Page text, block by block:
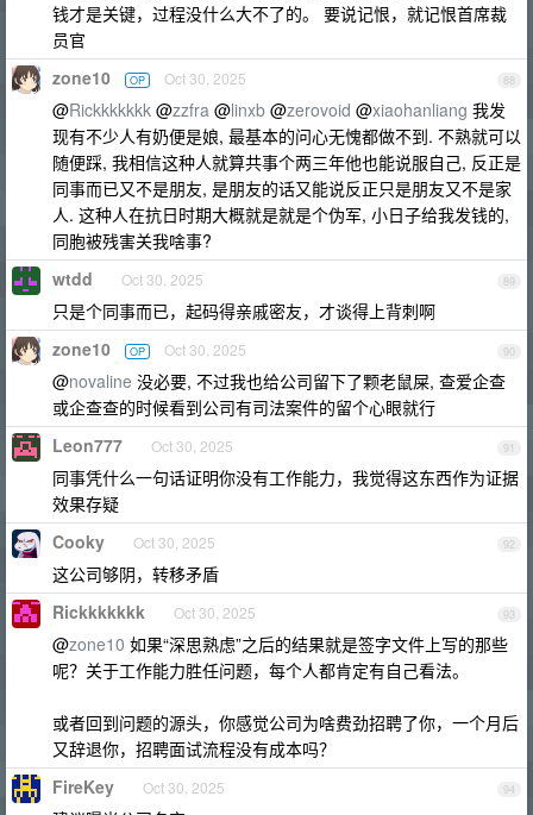
钱才是关键，过程没什么大不了的。 要说记恨，就记恨首席裁
员官
88
zone10 OP Oct 30, 2025
@Rickkkkkkk @zzfra @linxb @zerovoid @xiaohanliang 我发
现有不少人有奶便是娘, 最基本的问心无愧都做不到. 不熟就可以
随便踩, 我相信这种人就算共事个两三年他也能说服自己, 反正是
同事而已又不是朋友, 是朋友的话又能说反正只是朋友又不是家
人. 这种人在抗日时期大概就是就是个伪军, 小日子给我发钱的,
同胞被残害关我啥事?
89
wtdd Oct 30, 2025
只是个同事而已，起码得亲戚密友，才谈得上背刺啊
90
zone10 OP Oct 30, 2025
@novaline 没必要, 不过我也给公司留下了颗老鼠屎, 查爱企查
或企查查的时候看到公司有司法案件的留个心眼就行
91
Leon777 Oct 30, 2025
同事凭什么一句话证明你没有工作能力，我觉得这东西作为证据
效果存疑
92
Cooky Oct 30, 2025
这公司够阴，转移矛盾
93
Rickkkkkkk Oct 30, 2025
@zone10 如果“深思熟虑”之后的结果就是签字文件上写的那些
呢？关于工作能力胜任问题，每个人都肯定有自己看法。
或者回到问题的源头，你感觉公司为啥费劲招聘了你，一个月后
又辞退你，招聘面试流程没有成本吗？
94
FireKey Oct 30, 2025